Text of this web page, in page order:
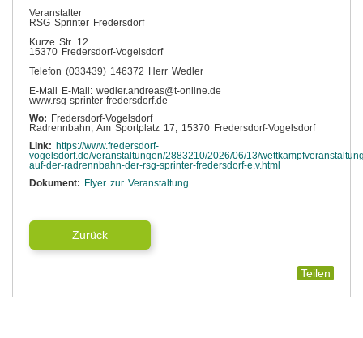
Veranstalter
RSG Sprinter Fredersdorf
Kurze Str. 12
15370 Fredersdorf-Vogelsdorf
Telefon (033439) 146372 Herr Wedler
E-Mail E-Mail: wedler.andreas@t-online.de
www.rsg-sprinter-fredersdorf.de
Wo: Fredersdorf-Vogelsdorf
Radrennbahn, Am Sportplatz 17, 15370 Fredersdorf-Vogelsdorf
Link: https://www.fredersdorf-
vogelsdorf.de/veranstaltungen/2883210/2026/06/13/
auf-der-radrennbahn-der-rsg-sprinter-fredersdorf-e.v.html
Dokument: Flyer zur Veranstaltung
Zurück
Teilen